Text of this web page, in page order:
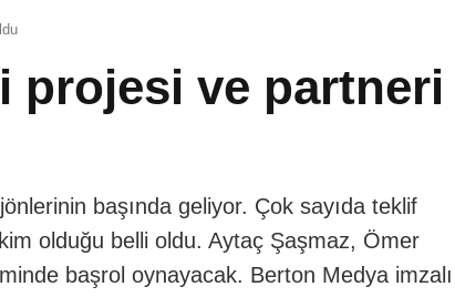
projesi ve partneri
başında geliyor. Çok sayıda teklif
olduğu belli oldu. Aytaç Şaşmaz, Ömer
başrol oynayacak. Berton Medya imzalı